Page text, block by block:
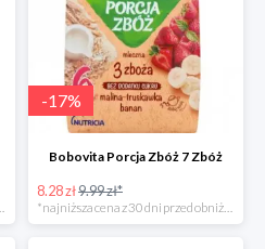
-17%
Bobovita Porcja Zbóż 7 Zbóż
8.28 zł9.99 zł*